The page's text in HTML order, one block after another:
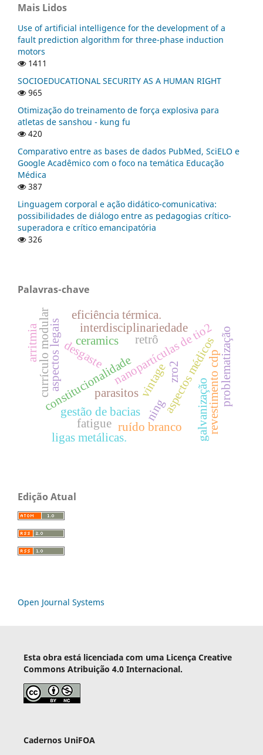
Mais Lidos
Use of artificial intelligence for the development of a
fault prediction algorithm for three-phase induction
motors
1411
SOCIOEDUCATIONAL SECURITY AS A HUMAN RIGHT
965
Otimização do treinamento de força explosiva para
atletas de sanshou - kung fu
420
Comparativo entre as bases de dados PubMed, SciELO e
Google Acadêmico com o foco na temática Educação
Médica
387
Linguagem corporal e ação didático-comunicativa:
possibilidades de diálogo entre as pedagogias crítico-
superadora e crítico emancipatória
326
Palavras-chave
nanopartículas de tio2
ning
constitucionalidade
aspectos legais aspectos médicos
interdisciplinariedade
desgaste revestimento cdp
vintage
retrô
currículo modular
arritmia
gestão de bacias
ruído branco
problematização
parasitos
ligas metálicas.
ceramics
zro2
fatigue galvanização
eficiência térmica.
Edição Atual
Open Journal Systems
Esta obra está licenciada com uma Licença Creative
Commons Atribuição 4.0 Internacional.
Cadernos UniFOA